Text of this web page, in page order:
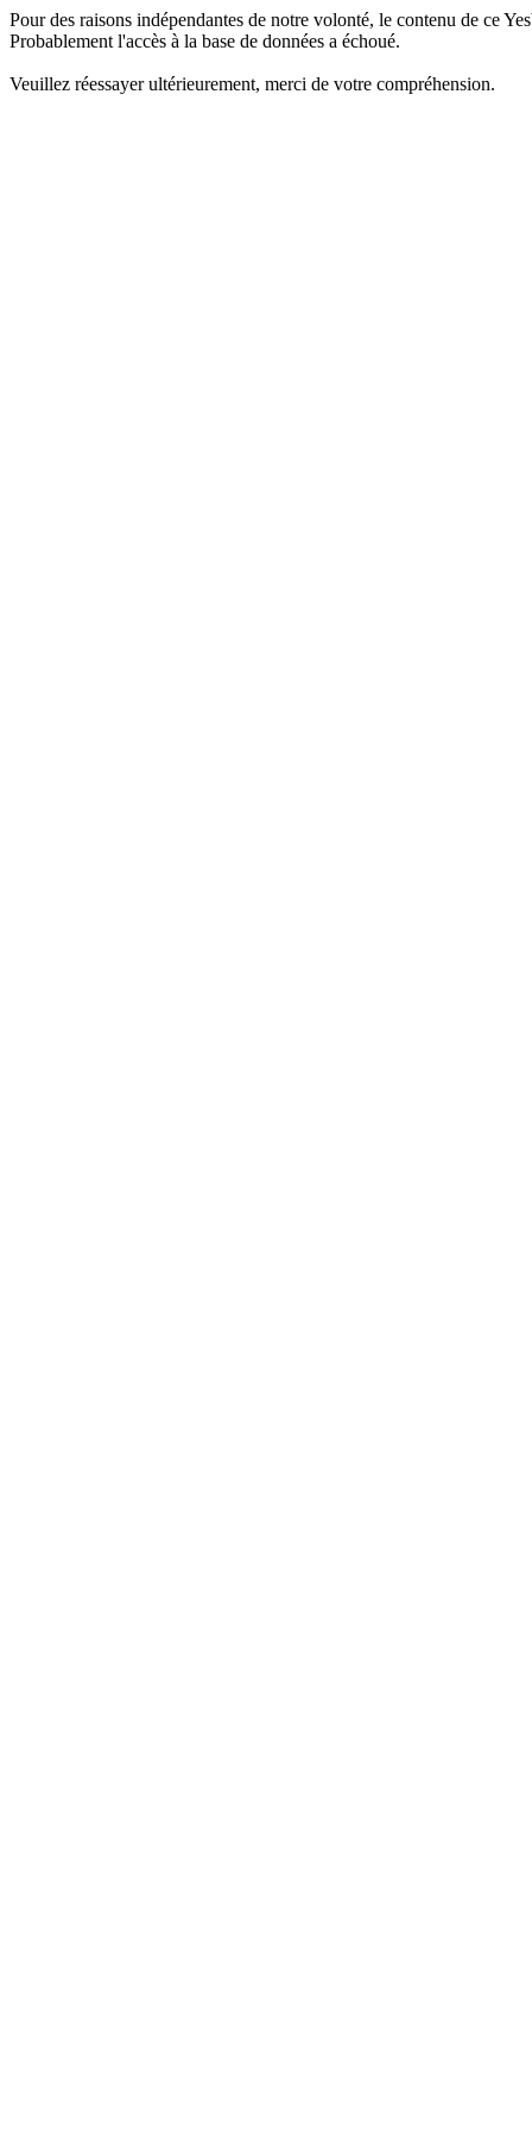
Pour des raisons indépendantes de notre volonté, le contenu de ce
Probablement l'accès à la base de données a échoué.
Veuillez réessayer ultérieurement, merci de votre compréhension.